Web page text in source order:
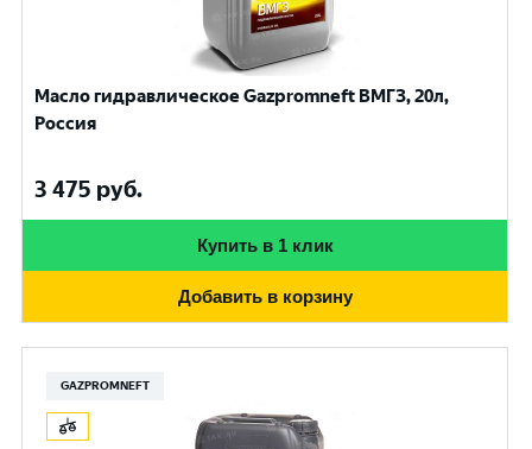
Масло гидравлическое Gazpromneft ВМГЗ, 20л,
Россия
3 475 руб.
Купить в 1 клик
Добавить в корзину
GAZPROMNEFT